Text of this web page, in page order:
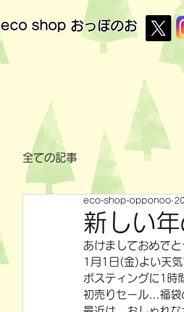
eco shop おっぽのお
全ての記事
新しい
eco-shop-opponoo
あけましておめで
1月1日(金)よい天
ポスティングに1時
初売りセール…福袋